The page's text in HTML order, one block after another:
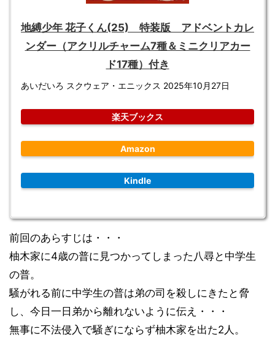
地縛少年 花子くん(25) 特装版 アドベントカレ
ンダー（アクリルチャーム7種＆ミニクリアカー
ド17種）付き
あいだいろ スクウェア・エニックス 2025年10月27日
楽天ブックス
Amazon
Kindle
前回のあらすじは・・・
柚木家に4歳の普に見つかってしまった八尋と中学生
の普。
騒がれる前に中学生の普は弟の司を殺しにきたと脅
し、今日一日弟から離れないように伝え・・・
無事に不法侵入で騒ぎにならず柚木家を出た2人。